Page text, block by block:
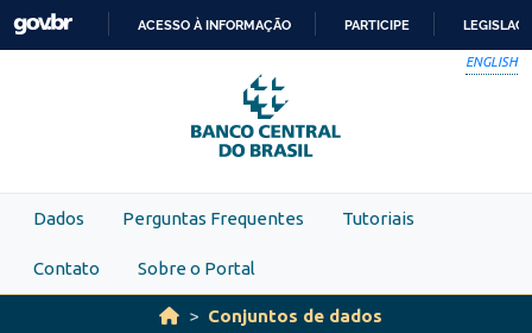
Skip to main content
PARA
O
CONTEÚDO
ACESSO À INFORMAÇÃO PARTICIPE
ENGLISH
Dados Perguntas Frequentes Tutoriais
Contato Sobre o Portal
Conjuntos de dados